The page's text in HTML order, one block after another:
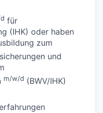
für
(IHK) oder haben
zum
und
m/w/d (BWV/IHK)